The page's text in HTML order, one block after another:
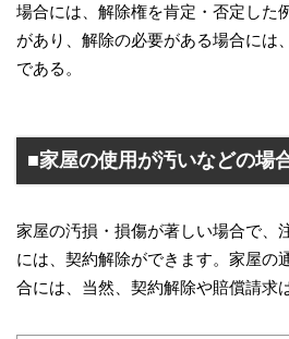
場合には、解除権を肯定・否定した
があり、解除の必要がある場合には
である。
■家屋の使用が汚いなどの場
家屋の汚損・損傷が著しい場合で、
には、契約解除ができます。家屋の
合には、当然、契約解除や賠償請求